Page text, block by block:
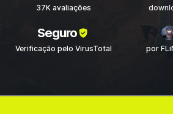
37K avaliações
Seguro
Verificação pelo VirusTotal por